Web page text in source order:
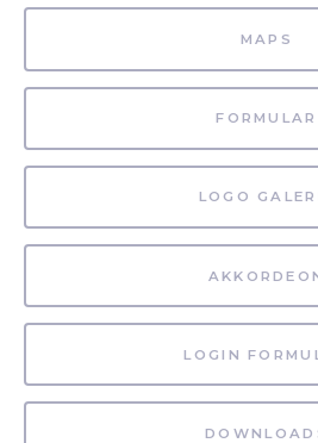
MAPS
FORMULAR
LOGO
LOGIN